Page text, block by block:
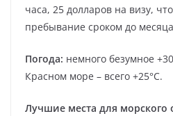
часа, 25 долларов на визу,
пребывание сроком до
Погода: немного безумное
Красном море – всего +25°С.
Лучшие места для морского